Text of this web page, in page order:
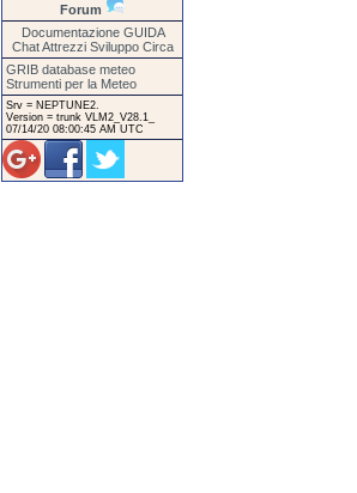
Forum
Documentazione GUIDA
Chat Attrezzi Sviluppo Circa
GRIB database meteo
Strumenti per la Meteo
Srv = NEPTUNE2.
Version = trunk VLM2_V28.1_
07/14/20 08:00:45 AM UTC